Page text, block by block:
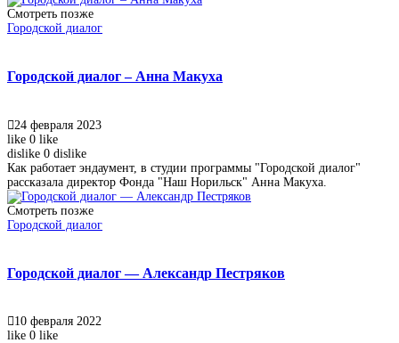
Смотреть позже
Городской диалог
Городской диалог – Анна Макуха
24 февраля 2023
like 0 like
dislike 0 dislike
Как работает эндаумент, в студии программы "Городской диалог"
рассказала директор Фонда "Наш Норильск" Анна Макуха.
Смотреть позже
Городской диалог
Городской диалог — Александр Пестряков
10 февраля 2022
like 0 like